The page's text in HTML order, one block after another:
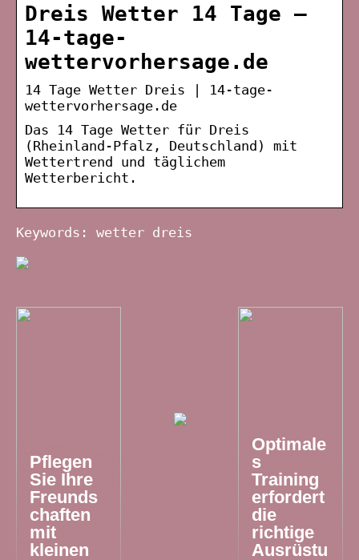
Dreis Wetter 14 Tage –
14-tage-
wettervorhersage.de
14 Tage Wetter Dreis | 14-tage-
wettervorhersage.de
Das 14 Tage Wetter für Dreis
(Rheinland-Pfalz, Deutschland) mit
Wettertrend und täglichem
Wetterbericht.
Keywords: wetter dreis
Pflegen
Sie Ihre
Freunds
chaften
mit
kleinen
Optimale
s
Training
erfordert
die
richtige
Ausrüstu